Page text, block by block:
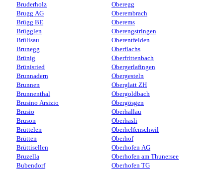
Bruderholz
Brugg AG
Brügg BE
Brügglen
Brülisau
Brunegg
Brünig
Brünisried
Brunnadern
Brunnen
Brunnenthal
Brusino Arsizio
Brusio
Bruson
Brüttelen
Brütten
Brüttisellen
Bruzella
Bubendorf
Oberegg
Oberembrach
Oberems
Oberengstringen
Oberentfelden
Oberflachs
Oberfrittenbach
Obergerlafingen
Obergesteln
Oberglatt ZH
Obergoldbach
Obergösgen
Oberhallau
Oberhasli
Oberhelfenschwil
Oberhof
Oberhofen AG
Oberhofen am Thunersee
Oberhofen TG